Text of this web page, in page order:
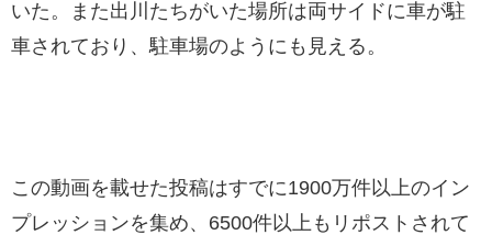
いた。また出川たちがいた場所は両サイドに車が駐
車されており、駐車場のようにも見える。
この動画を載せた投稿はすでに1900万件以上のイン
プレッションを集め、6500件以上もリポストされて